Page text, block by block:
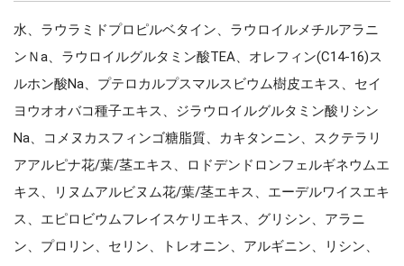
水、ラウラミドプロピルベタイン、ラウロイルメチルアラニ
ンＮa、ラウロイルグルタミン酸TEA、オレフィン(C14-16)ス
ルホン酸Na、プテロカルプスマルスビウム樹皮エキス、セイ
ヨウオオバコ種子エキス、ジラウロイルグルタミン酸リシン
Na、コメヌカスフィンゴ糖脂質、カキタンニン、スクテラリ
アアルピナ花/葉/茎エキス、ロドデンドロンフェルギネウムエ
キス、リヌムアルビヌム花/葉/茎エキス、エーデルワイスエキ
ス、エピロビウムフレイスケリエキス、グリシン、アラニ
ン、プロリン、セリン、トレオニン、アルギニン、リシン、